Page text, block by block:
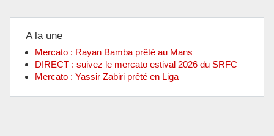
A la une
Mercato : Rayan Bamba prêté au Mans
DIRECT : suivez le mercato estival 2026 du SRFC
Mercato : Yassir Zabiri prêté en Liga